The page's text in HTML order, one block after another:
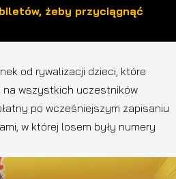
żeby przyciągnąć
od rywalizacji dzieci, które
na wszystkich uczestników
po wcześniejszym zapisaniu
w której losem były numery